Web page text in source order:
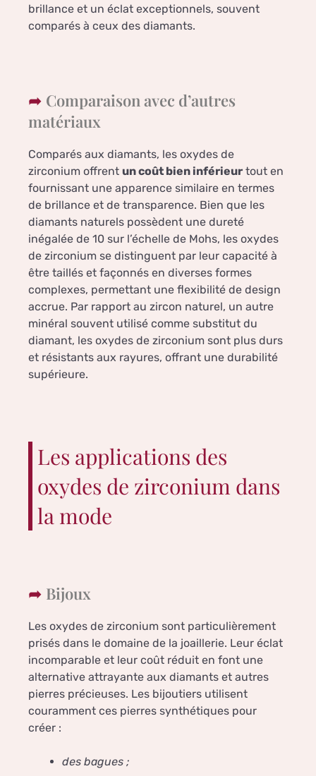
brillance et un éclat exceptionnels, souvent
comparés à ceux des diamants.
Comparaison avec d’autres
matériaux
Comparés aux diamants, les oxydes de
zirconium offrent un coût bien inférieur tout en
fournissant une apparence similaire en termes
de brillance et de transparence. Bien que les
diamants naturels possèdent une dureté
inégalée de 10 sur l’échelle de Mohs, les oxydes
de zirconium se distinguent par leur capacité à
être taillés et façonnés en diverses formes
complexes, permettant une flexibilité de design
accrue. Par rapport au zircon naturel, un autre
minéral souvent utilisé comme substitut du
diamant, les oxydes de zirconium sont plus durs
et résistants aux rayures, offrant une durabilité
supérieure.
Les applications des
oxydes de zirconium dans
la mode
Bijoux
Les oxydes de zirconium sont particulièrement
prisés dans le domaine de la joaillerie. Leur éclat
incomparable et leur coût réduit en font une
alternative attrayante aux diamants et autres
pierres précieuses. Les bijoutiers utilisent
couramment ces pierres synthétiques pour
créer :
des bagues ;